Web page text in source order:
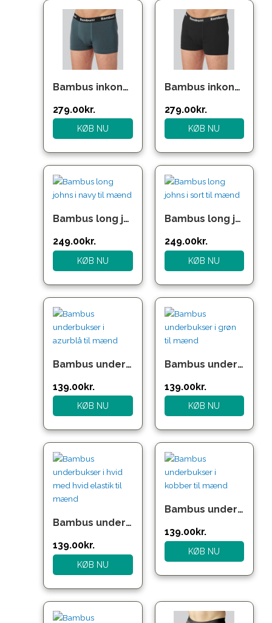
Bambus inkontinens underbukser i petrol
279.00kr.
KØB NU
Bambus inkontinens underbukser i sort
279.00kr.
KØB NU
Bambus long johns i navy til mænd
249.00kr.
KØB NU
Bambus long johns i sort til mænd
249.00kr.
KØB NU
Bambus underbukser i azurblå til mænd
139.00kr.
KØB NU
Bambus underbukser i grøn til mænd
139.00kr.
KØB NU
Bambus underbukser i hvid med hvid elastik til mænd
139.00kr.
KØB NU
Bambus underbukser i kobber til mænd
139.00kr.
KØB NU